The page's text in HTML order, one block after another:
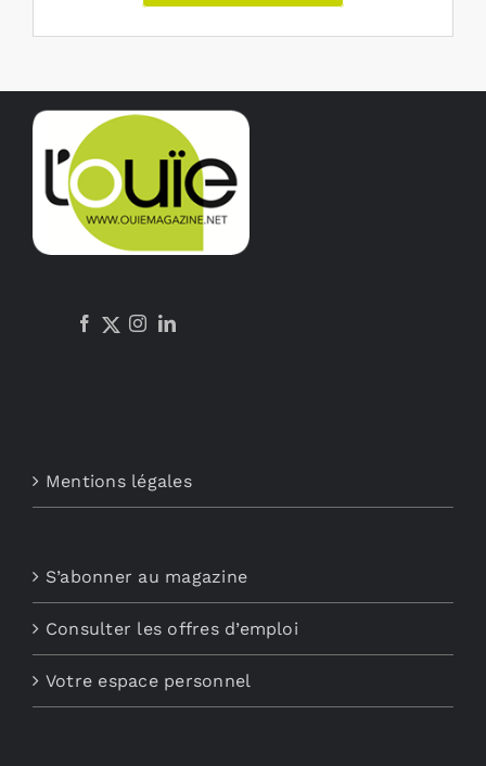
Mentions légales
S’abonner au magazine
Consulter les offres d’emploi
Votre espace personnel